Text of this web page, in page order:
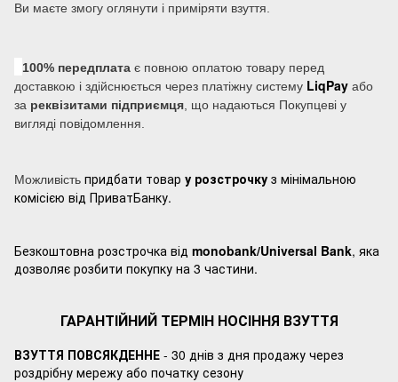
Ви маєте змогу оглянути і приміряти взуття.
100% передплата є повною оплатою товару перед
доставкою і здійснюється через платіжну систему LiqPay або
за реквізитами підприємця , що надаються Покупцеві у
вигляді повідомлення.
Можливість придбати товар у розстрочку з мінімальною
комісією від ПриватБанку.
Безкоштовна розстрочка від monobank/Universal Bank, яка
дозволяє розбити покупку на 3 частини.
ГАРАНТІЙНИЙ ТЕРМІН НОСІННЯ ВЗУТТЯ
ВЗУТТЯ ПОВСЯКДЕННЕ - 30 днів з дня продажу через
роздрібну мережу або початку сезону